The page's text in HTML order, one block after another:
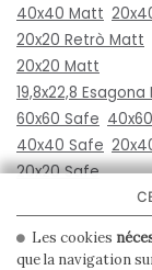
40x40 Matt
20x20 Retrò Matt
20x20 Matt
19,8x22,8
60x60 Safe
40x40 Safe
20x20 Safe
Les cookies
que la navigation